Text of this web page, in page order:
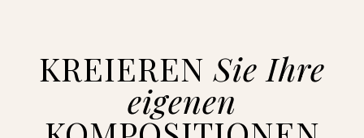
KREIERENSie Ihre
eigenen